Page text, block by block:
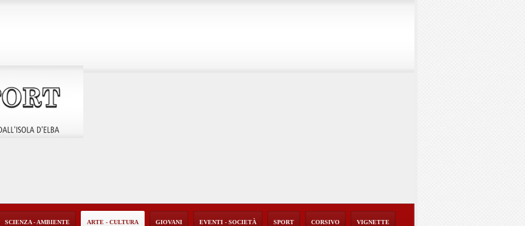
SCIENZA - AMBIENTE ARTE - CULTURA GIOVANI EVENTI - SOCIETÀ SPORT CORSIVO VIGNETTE